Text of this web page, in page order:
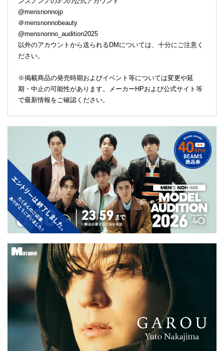
@mensnonnojp
＠mensnonnobeauty
@mensnonno_audition2025
以外のアカウントから送られるDMについては、十分にご注意く
ださい。
※掲載商品の発売時期およびイベント等については変更や延
期・中止の可能性があります。メーカーHPおよび公式サイト等
で最新情報をご確認ください。